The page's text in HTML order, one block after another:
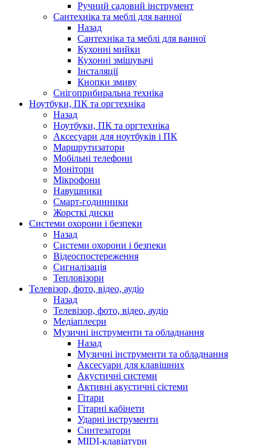
Ручний садовий інструмент
Сантехніка та меблі для ванної
Назад
Сантехніка та меблі для ванної
Кухонні мийки
Кухонні змішувачі
Інсталяції
Кнопки змиву
Снігоприбиральна техніка
Ноутбуки, ПК та оргтехніка
Назад
Ноутбуки, ПК та оргтехніка
Аксесуари для ноутбуків і ПК
Маршрутизатори
Мобільні телефони
Монітори
Мікрофони
Навушники
Смарт-годинники
Жорсткі диски
Системи охорони і безпеки
Назад
Системи охорони і безпеки
Відеоспостереження
Сигналізація
Тепловізори
Телевізор, фото, відео, аудіо
Назад
Телевізор, фото, відео, аудіо
Медіаплеєри
Музичні інструменти та обладнання
Назад
Музичні інструменти та обладнання
Аксесуари для клавішних
Акустичні системи
Активні акустичні сістеми
Гітари
Гітарні кабінети
Ударні інструменти
Синтезатори
MIDI-клавіатури